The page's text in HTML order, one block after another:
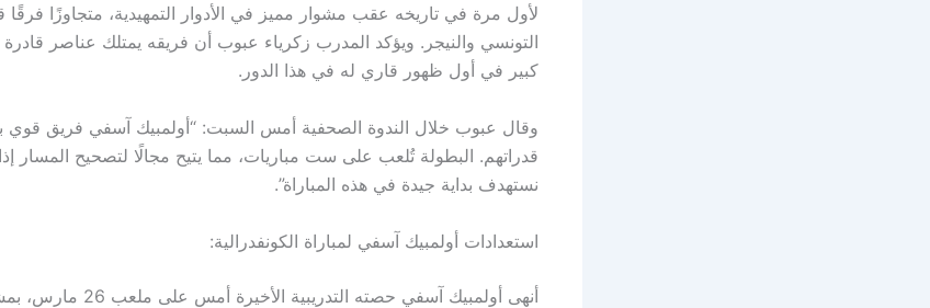
لأول مرة في تاريخه عقب مشوار مميز في الأدوار التمهيدية، متجاوزًا فرقًا
التونسي والنيجر. ويؤكد المدرب زكرياء عبوب أن فريقه يمتلك عناصر
كبير في أول ظهور قاري له في هذا الدور.
وقال عبوب خلال الندوة الصحفية أمس السبت: “أولمبيك آسفي فريق قوي
قدراتهم. البطولة تُلعب على ست مباريات، مما يتيح مجالًا لتصحيح المسار إذا
نستهدف بداية جيدة في هذه المباراة”.
استعدادات أولمبيك آسفي لمباراة الكونفدرالية:
أنهى أولمبيك آسفي حصته